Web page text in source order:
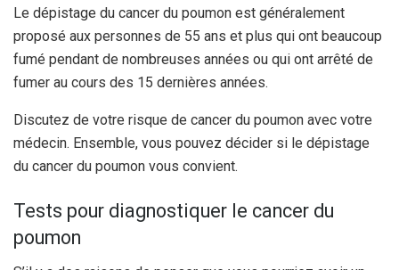
Le dépistage du cancer du poumon est généralement
proposé aux personnes de 55 ans et plus qui ont beaucoup
fumé pendant de nombreuses années ou qui ont arrêté de
fumer au cours des 15 dernières années.
Discutez de votre risque de cancer du poumon avec votre
médecin. Ensemble, vous pouvez décider si le dépistage
du cancer du poumon vous convient.
Tests pour diagnostiquer le cancer du
poumon